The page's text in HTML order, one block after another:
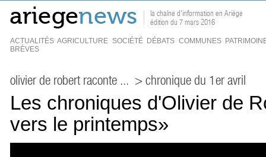
la chaîne d'information en Ariège
édition du 7 mars 2016
ACTUALITÉS AGRICULTURE SOCIÉTÉ DÉBATS COMMUNES
BRÈVES
olivier de robert raconte ... > chronique du 1er avril
Les chroniques d'Olivier de
vers le printemps»